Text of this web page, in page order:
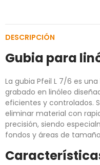
DESCRIPCIÓN
Gubia para
La gubia Pfeil L 7/6 es
grabado en linóleo
eficientes y controlados.
eliminar material con
precisión, siendo
fondos y áreas de